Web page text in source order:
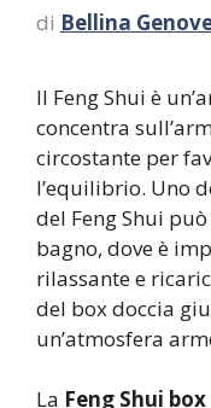
di Bellina
Il Feng Shui è
concentra
circostante per
l’equilibrio. Uno
del Feng Shui
bagno, dove è
rilassante e
del box doccia
un’atmosfera
La Feng Shui